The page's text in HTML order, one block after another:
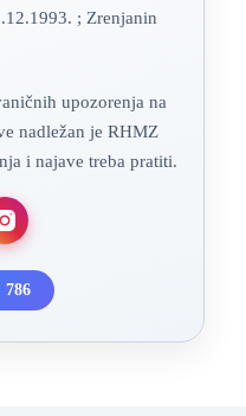
; Zrenjanin
upozorenja na
nadležan je RHMZ
i najave treba pratiti.
786